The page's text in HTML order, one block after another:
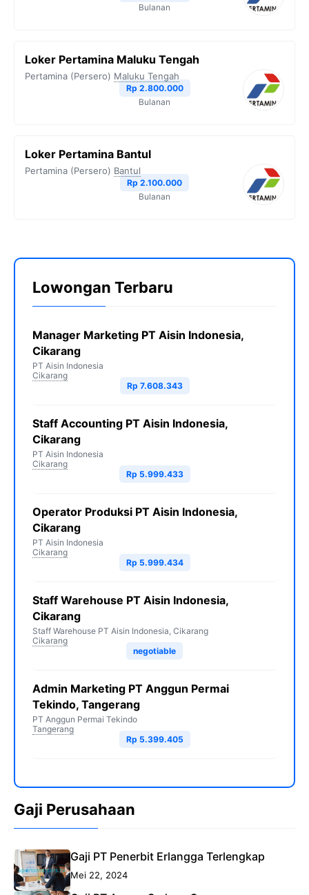
Bulanan
Loker Pertamina Maluku Tengah
Pertamina (Persero) Maluku Tengah
Rp 2.800.000
Bulanan
Loker Pertamina Bantul
Pertamina (Persero) Bantul
Rp 2.100.000
Bulanan
Lowongan Terbaru
Manager Marketing PT Aisin Indonesia,
Cikarang
PT Aisin Indonesia
Cikarang
Rp 7.608.343
Staff Accounting PT Aisin Indonesia,
Cikarang
PT Aisin Indonesia
Cikarang
Rp 5.999.433
Operator Produksi PT Aisin Indonesia,
Cikarang
PT Aisin Indonesia
Cikarang
Rp 5.999.434
Staff Warehouse PT Aisin Indonesia,
Cikarang
Staff Warehouse PT Aisin Indonesia, Cikarang
Cikarang
negotiable
Admin Marketing PT Anggun Permai
Tekindo, Tangerang
PT Anggun Permai Tekindo
Tangerang
Rp 5.399.405
Gaji Perusahaan
Gaji PT Penerbit Erlangga Terlengkap
Mei 22, 2024